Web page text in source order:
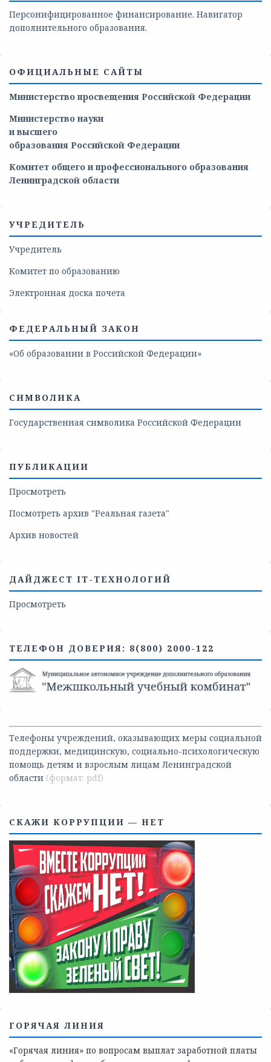
Персонифицированное финансирование. Навигатор
дополнительного образования.
ОФИЦИАЛЬНЫЕ САЙТЫ
Министерство просвещения Российской Федерации
Министерство науки
и высшего
образования Российской Федерации
Комитет общего и профессионального образования
Ленинградской области
УЧРЕДИТЕЛЬ
Учредитель
Комитет по образованию
Электронная доска почета
ФЕДЕРАЛЬНЫЙ ЗАКОН
«Об образовании в Российской Федерации»
СИМВОЛИКА
Государственная символика Российской Федерации
ПУБЛИКАЦИИ
Просмотреть
Посмотреть архив "Реальная газета"
Архив новостей
ДАЙДЖЕСТ IT-ТЕХНОЛОГИЙ
Просмотреть
ТЕЛЕФОН ДОВЕРИЯ: 8(800) 2000-122
Телефоны учреждений, оказывающих меры социальной
поддержки, медицинскую, социально-психологическую
помощь детям и взрослым лицам Ленинградской
области
СКАЖИ КОРРУПЦИИ — НЕТ